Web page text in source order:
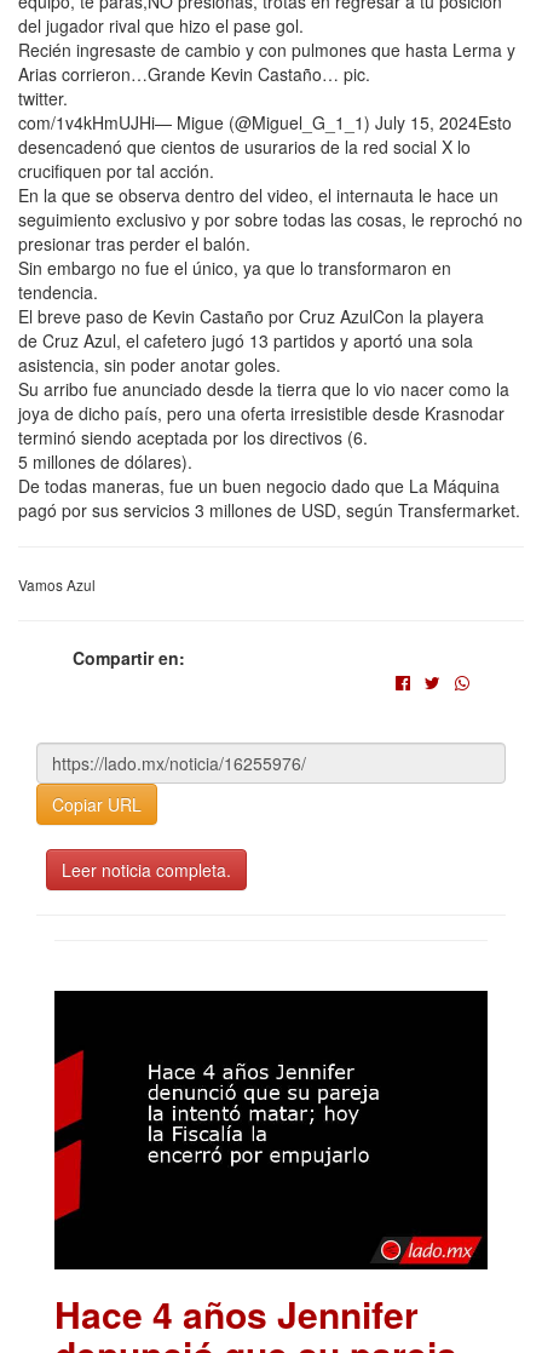
del jugador rival que hizo el pase gol.
Recién ingresaste de cambio y con pulmones que hasta Lerma y
Arias corrieron…Grande Kevin Castaño… pic.
twitter.
com/1v4kHmUJHi— Migue (@Miguel_G_1_1) July 15, 2024Esto
desencadenó que cientos de usurarios de la red social X lo
crucifiquen por tal acción.
En la que se observa dentro del video, el internauta le hace un
seguimiento exclusivo y por sobre todas las cosas, le reprochó no
presionar tras perder el balón.
Sin embargo no fue el único, ya que lo transformaron en
tendencia.
El breve paso de Kevin Castaño por Cruz AzulCon la playera
de Cruz Azul, el cafetero jugó 13 partidos y aportó una sola
asistencia, sin poder anotar goles.
Su arribo fue anunciado desde la tierra que lo vio nacer como la
joya de dicho país, pero una oferta irresistible desde Krasnodar
terminó siendo aceptada por los directivos (6.
5 millones de dólares).
De todas maneras, fue un buen negocio dado que La Máquina
pagó por sus servicios 3 millones de USD, según Transfermarket.
Vamos Azul
Compartir en:
Copiar URL
Leer noticia completa.
Hace 4 años Jennifer